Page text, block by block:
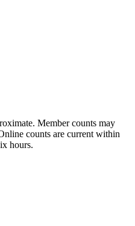
Member counts may
counts are current within
hours.